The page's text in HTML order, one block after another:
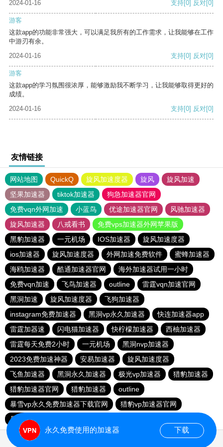
2024-01-16 支持[0] 反对[0]
游客
这款app的功能非常强大，可以满足我所有的工作需求，让我能够在工作
中游刃有余。
2024-01-16
支持[0] 反对[0]
游客
这款app的学习氛围很浓厚，能够激励我不断学习，让我能够取得更好的
成绩。
2024-01-16
支持[0] 反对[0]
友情链接
网站地图 QuickQ 旋风加速度器 旋风
旋风加速
坚果加速器
tiktok加速器
狗急加速器官网
免费vqn外网加速
小蓝鸟 优途加速器官网
风驰加速器
旋风加速器
八戒看书
免费vps加速器外网苹果版
黑豹加速器
一元机场 IOS加速器
旋风加速度器
ios加速器
旋风加速度器 外网加速免费软件
蜜蜂加速器
海鸥加速器
酷通加速器官网
海外加速器试用一小时
免费vqn加速
飞鸟加速器 outline
雷霆vqn加速官网
黑洞加速
旋风加速度器
飞狗加速器
instagram免费加速器
黑洞vp永久加速器
快连加速器app
雷霆加器速
闪电猫加速器 快柠檬加速器
西柚加速器
雷霆每天免费2小时
一元机场
黑洞nvp加速器
2023免费加速神器
安易加速器
旋风加速度器
飞鱼加速器
黑洞永久加速器 极光vp加速器
猎豹加速器
猎豹加速器官网
猎豹加速器
outline
暴雪vp永久免费加速器下载官网
猎豹vp加速器官网
暴雪vp永久免费加速器下载官网
永久免费使用的加速器 下载